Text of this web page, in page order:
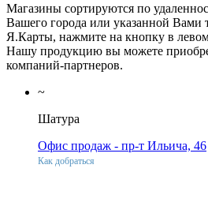
Магазины сортируются по
Вашего города или указанной Вами
Я.Карты, нажмите на кнопку в
Нашу продукцию вы можете
компаний-партнеров.
~
Шатура
Офис продаж - пр-т Ильича, 46
Как добраться